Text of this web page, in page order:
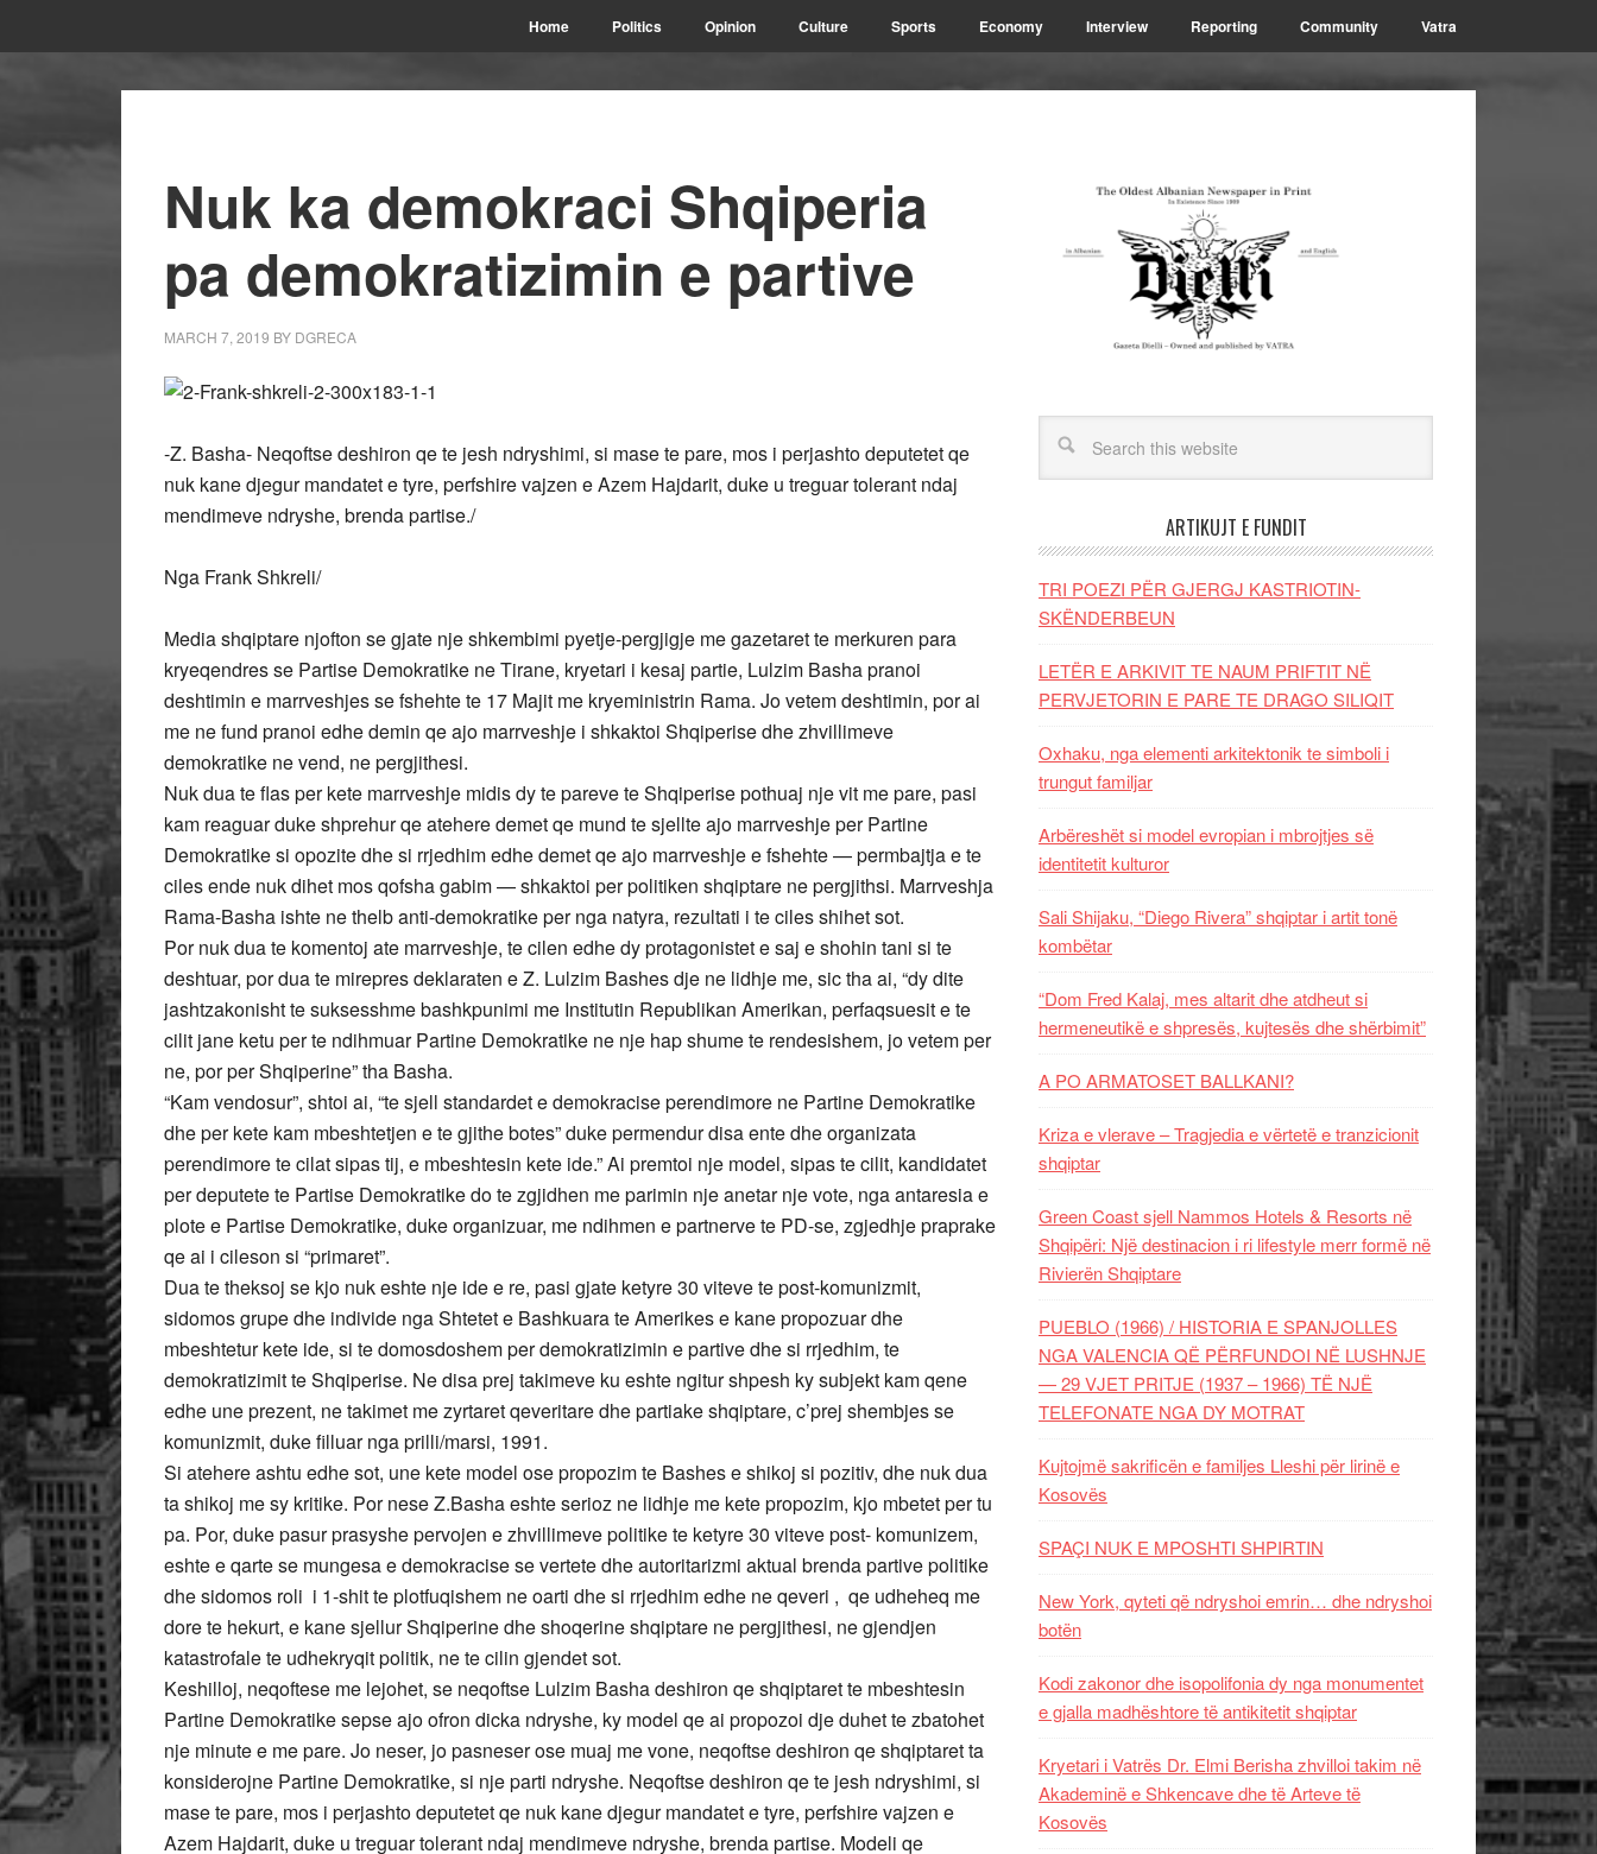
Home Politics Opinion Culture Sports Economy Interview Reporting Community Vatra
Nuk ka demokraci Shqiperia
pa demokratizimin e partive
MARCH 7, 2019 BY DGRECA
-Z. Basha- Neqoftse deshiron qe te jesh ndryshimi, si mase te pare, mos i perjashto deputetet qe
nuk kane djegur mandatet e tyre, perfshire vajzen e Azem Hajdarit, duke u treguar tolerant ndaj
mendimeve ndryshe, brenda partise./
Nga Frank Shkreli/
Media shqiptare njofton se gjate nje shkembimi pyetje-pergjigje me gazetaret te merkuren para
kryeqendres se Partise Demokratike ne Tirane, kryetari i kesaj partie, Lulzim Basha pranoi
deshtimin e marrveshjes se fshehte te 17 Majit me kryeministrin Rama. Jo vetem deshtimin, por ai
me ne fund pranoi edhe demin qe ajo marrveshje i shkaktoi Shqiperise dhe zhvillimeve
demokratike ne vend, ne pergjithesi.
Nuk dua te flas per kete marrveshje midis dy te pareve te Shqiperise pothuaj nje vit me pare, pasi
kam reaguar duke shprehur qe atehere demet qe mund te sjellte ajo marrveshje per Partine
Demokratike si opozite dhe si rrjedhim edhe demet qe ajo marrveshje e fshehte — permbajtja e te
ciles ende nuk dihet mos qofsha gabim — shkaktoi per politiken shqiptare ne pergjithsi. Marrveshja
Rama-Basha ishte ne thelb anti-demokratike per nga natyra, rezultati i te ciles shihet sot.
Por nuk dua te komentoj ate marrveshje, te cilen edhe dy protagonistet e saj e shohin tani si te
deshtuar, por dua te mirepres deklaraten e Z. Lulzim Bashes dje ne lidhje me, sic tha ai, “dy dite
jashtzakonisht te suksesshme bashkpunimi me Institutin Republikan Amerikan, perfaqsuesit e te
cilit jane ketu per te ndihmuar Partine Demokratike ne nje hap shume te rendesishem, jo vetem per
ne, por per Shqiperine” tha Basha.
“Kam vendosur”, shtoi ai, “te sjell standardet e demokracise perendimore ne Partine Demokratike
dhe per kete kam mbeshtetjen e te gjithe botes” duke permendur disa ente dhe organizata
perendimore te cilat sipas tij, e mbeshtesin kete ide.” Ai premtoi nje model, sipas te cilit, kandidatet
per deputete te Partise Demokratike do te zgjidhen me parimin nje anetar nje vote, nga antaresia e
plote e Partise Demokratike, duke organizuar, me ndihmen e partnerve te PD-se, zgjedhje praprake
qe ai i cileson si “primaret”.
Dua te theksoj se kjo nuk eshte nje ide e re, pasi gjate ketyre 30 viteve te post-komunizmit,
sidomos grupe dhe individe nga Shtetet e Bashkuara te Amerikes e kane propozuar dhe
mbeshtetur kete ide, si te domosdoshem per demokratizimin e partive dhe si rrjedhim, te
demokratizimit te Shqiperise. Ne disa prej takimeve ku eshte ngitur shpesh ky subjekt kam qene
edhe une prezent, ne takimet me zyrtaret qeveritare dhe partiake shqiptare, c’prej shembjes se
komunizmit, duke filluar nga prilli/marsi, 1991.
Si atehere ashtu edhe sot, une kete model ose propozim te Bashes e shikoj si pozitiv, dhe nuk dua
ta shikoj me sy kritike. Por nese Z.Basha eshte serioz ne lidhje me kete propozim, kjo mbetet per tu
pa. Por, duke pasur prasyshe pervojen e zhvillimeve politike te ketyre 30 viteve post- komunizem,
eshte e qarte se mungesa e demokracise se vertete dhe autoritarizmi aktual brenda partive politike
dhe sidomos roli i 1-shit te plotfuqishem ne oarti dhe si rrjedhim edhe ne qeveri , qe udheheq me
dore te hekurt, e kane sjellur Shqiperine dhe shoqerine shqiptare ne pergjithesi, ne gjendjen
katastrofale te udhekryqit politik, ne te cilin gjendet sot.
Keshilloj, neqoftese me lejohet, se neqoftse Lulzim Basha deshiron qe shqiptaret te mbeshtesin
Partine Demokratike sepse ajo ofron dicka ndryshe, ky model qe ai propozoi dje duhet te zbatohet
nje minute e me pare. Jo neser, jo pasneser ose muaj me vone, neqoftse deshiron qe shqiptaret ta
konsiderojne Partine Demokratike, si nje parti ndryshe. Neqoftse deshiron qe te jesh ndryshimi, si
mase te pare, mos i perjashto deputetet qe nuk kane djegur mandatet e tyre, perfshire vajzen e
Azem Hajdarit, duke u treguar tolerant ndaj mendimeve ndryshe, brenda partise. Modeli qe
ARTIKUJT E FUNDIT
TRI POEZI PËR GJERGJ KASTRIOTIN-
SKËNDERBEUN
LETËR E ARKIVIT TE NAUM PRIFTIT NË
PERVJETORIN E PARE TE DRAGO SILIQIT
Oxhaku, nga elementi arkitektonik te simboli i
trungut familjar
Arbëreshët si model evropian i mbrojtjes së
identitetit kulturor
Sali Shijaku, “Diego Rivera” shqiptar i artit tonë
kombëtar
“Dom Fred Kalaj, mes altarit dhe atdheut si
hermeneutikë e shpresës, kujtesës dhe shërbimit”
A PO ARMATOSET BALLKANI?
Kriza e vlerave – Tragjedia e vërtetë e tranzicionit
shqiptar
Green Coast sjell Nammos Hotels & Resorts në
Shqipëri: Një destinacion i ri lifestyle merr formë në
Rivierën Shqiptare
PUEBLO (1966) / HISTORIA E SPANJOLLES
NGA VALENCIA QË PËRFUNDOI NË LUSHNJE
— 29 VJET PRITJE (1937 – 1966) TË NJË
TELEFONATE NGA DY MOTRAT
Kujtojmë sakrificën e familjes Lleshi për lirinë e
Kosovës
SPAÇI NUK E MPOSHTI SHPIRTIN
New York, qyteti që ndryshoi emrin… dhe ndryshoi
botën
Kodi zakonor dhe isopolifonia dy nga monumentet
e gjalla madhështore të antikitetit shqiptar
Kryetari i Vatrës Dr. Elmi Berisha zhvilloi takim në
Akademinë e Shkencave dhe të Arteve të
Kosovës